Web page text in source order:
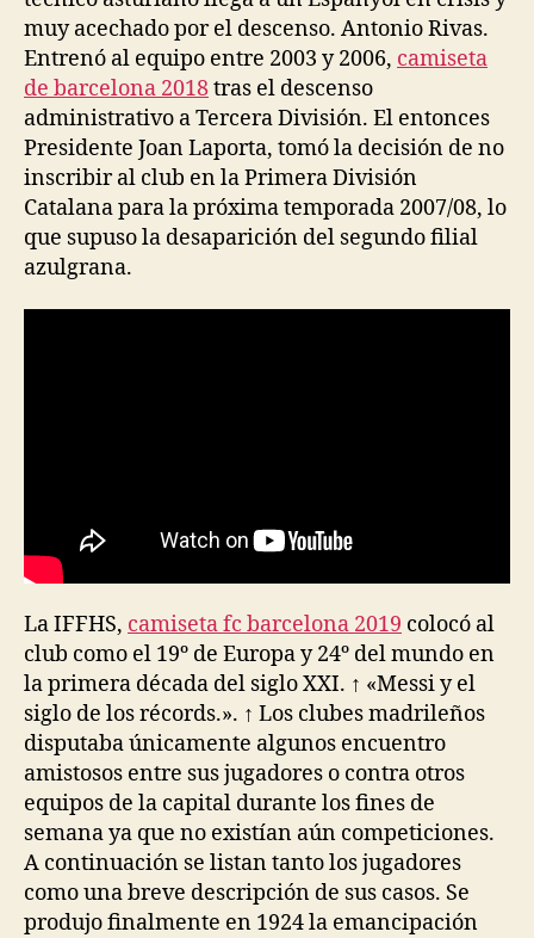
muy acechado por el descenso. Antonio Rivas.
Entrenó al equipo entre 2003 y 2006, camiseta
de barcelona 2018tras el descenso
administrativo a Tercera División. El entonces
Presidente Joan Laporta, tomó la decisión de no
inscribir al club en la Primera División
Catalana para la próxima temporada 2007/08, lo
que supuso la desaparición del segundo filial
azulgrana.
La IFFHS, camiseta fc barcelona 2019 colocó al
club como el 19º de Europa y 24º del mundo en
la primera década del siglo XXI. ↑ «Messi y el
siglo de los récords.». ↑ Los clubes madrileños
disputaba únicamente algunos encuentro
amistosos entre sus jugadores o contra otros
equipos de la capital durante los fines de
semana ya que no existían aún competiciones.
A continuación se listan tanto los jugadores
como una breve descripción de sus casos. Se
produjo finalmente en 1924 la emancipación